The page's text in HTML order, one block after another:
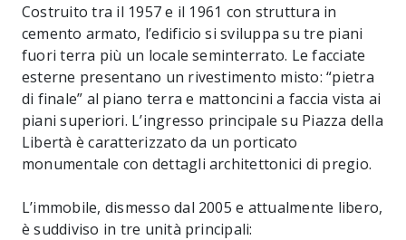
Costruito tra il 1957 e il 1961 con struttura in
cemento armato, l’edificio si sviluppa su tre piani
fuori terra più un locale seminterrato. Le facciate
esterne presentano un rivestimento misto: “pietra
di finale” al piano terra e mattoncini a faccia vista ai
piani superiori. L’ingresso principale su Piazza della
Libertà è caratterizzato da un porticato
monumentale con dettagli architettonici di pregio.
L’immobile, dismesso dal 2005 e attualmente libero,
è suddiviso in tre unità principali: